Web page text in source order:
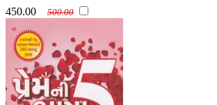
450.00 500.00